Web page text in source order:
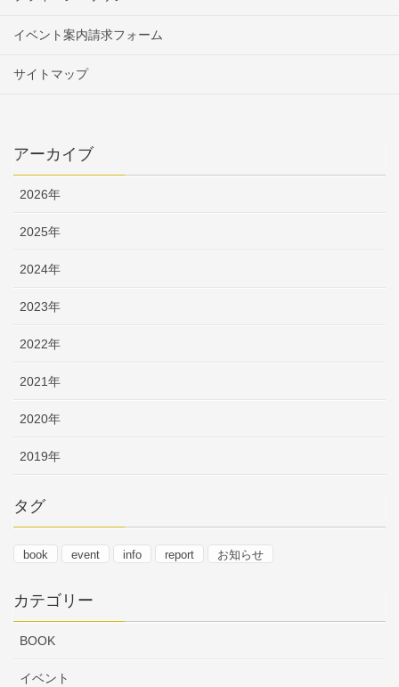
イベント案内請求フォーム
サイトマップ
アーカイブ
2026年
2025年
2024年
2023年
2022年
2021年
2020年
2019年
タグ
book event info report お知らせ
カテゴリー
BOOK
イベント